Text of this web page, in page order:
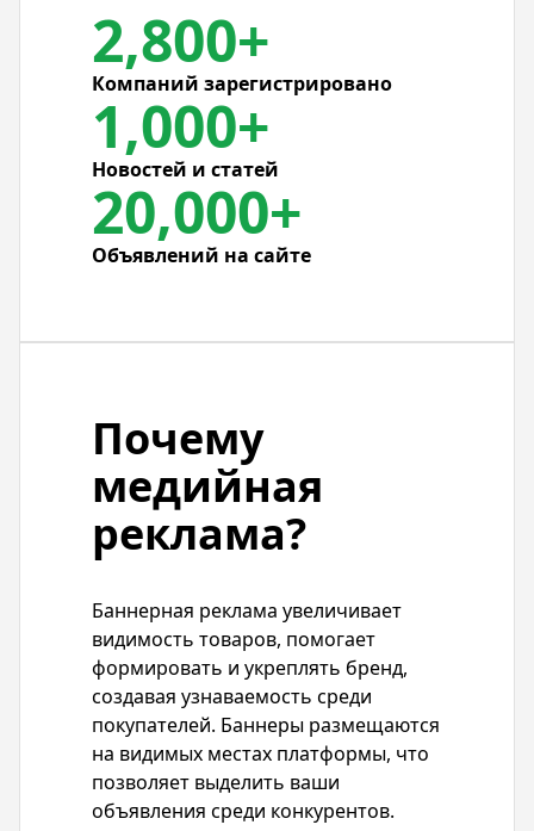
2,800+
Компаний зарегистрировано
1,000+
Новостей и статей
20,000+
Объявлений на сайте
Почему
медийная
реклама?
Баннерная реклама увеличивает
видимость товаров, помогает
формировать и укреплять бренд,
создавая узнаваемость среди
покупателей. Баннеры размещаются
на видимых местах платформы, что
позволяет выделить ваши
объявления среди конкурентов.